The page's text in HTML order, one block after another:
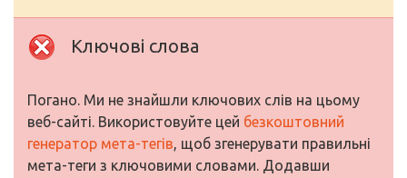
Ключові слова
Погано. Ми не знайшли ключових слів на цьому
веб-сайті. Використовуйте цей безкоштовний
генератор мета-тегів, щоб згенерувати правильні
мета-теги з ключовими словами. Додавши